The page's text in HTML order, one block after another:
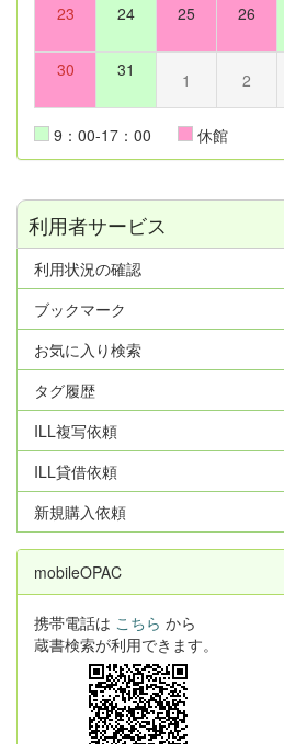
23 24 25 26
30 31 1 2
9：00-17：00 休館
利用者サービス
利用状況の確認
ブックマーク
お気に入り検索
タグ履歴
ILL複写依頼
ILL貸借依頼
新規購入依頼
mobileOPAC
携帯電話は こちら から
蔵書検索が利用できます。